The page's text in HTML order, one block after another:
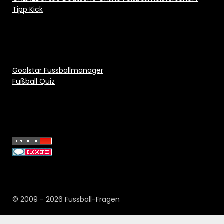
Tipp Kick
Goalstar Fussballmanager
Fußball Quiz
© 2009 - 2026 Fussball-Fragen